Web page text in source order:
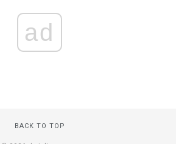
ad
BACK TO TOP